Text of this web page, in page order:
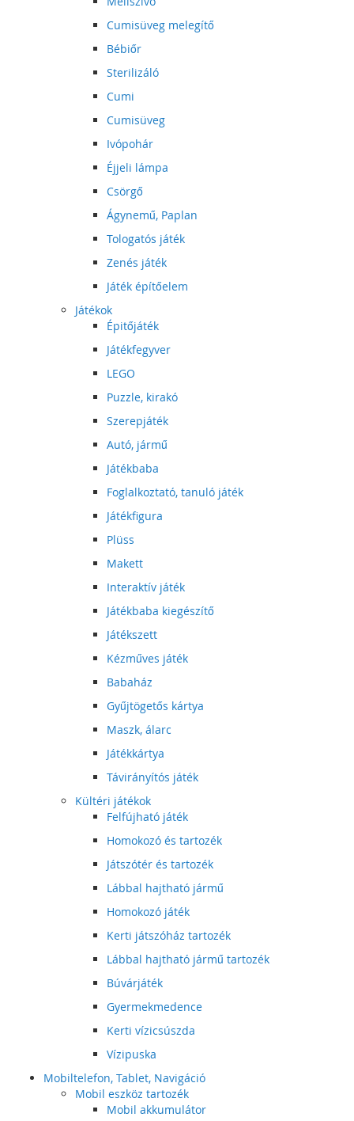
Cumisüveg melegítő
Bébiőr
Sterilizáló
Cumi
Cumisüveg
Ivópohár
Éjjeli lámpa
Csörgő
Ágynemű, Paplan
Tologatós játék
Zenés játék
Játék építőelem
Játékok
Épitőjáték
Játékfegyver
LEGO
Puzzle, kirakó
Szerepjáték
Autó, jármű
Játékbaba
Foglalkoztató, tanuló játék
Játékfigura
Plüss
Makett
Interaktív játék
Játékbaba kiegészítő
Játékszett
Kézműves játék
Babaház
Gyűjtögetős kártya
Maszk, álarc
Játékkártya
Távirányítós játék
Kültéri játékok
Felfújható játék
Homokozó és tartozék
Játszótér és tartozék
Lábbal hajtható jármű
Homokozó játék
Kerti játszóház tartozék
Lábbal hajtható jármű tartozék
Búvárjáték
Gyermekmedence
Kerti vízicsúszda
Vízipuska
Mobiltelefon, Tablet, Navigáció
Mobil eszköz tartozék
Mobil akkumulátor